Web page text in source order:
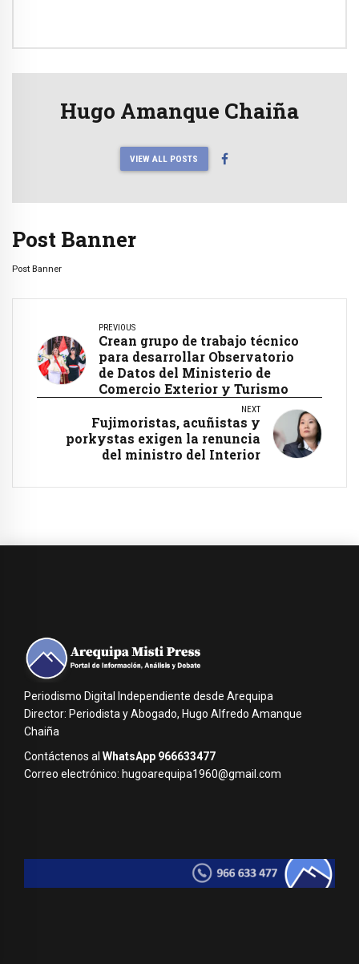
Hugo Amanque Chaiña
VIEW ALL POSTS
Post Banner
Post Banner
PREVIOUS
Crean grupo de trabajo técnico
para desarrollar Observatorio
de Datos del Ministerio de
Comercio Exterior y Turismo
NEXT
Fujimoristas, acuñistas y
porkystas exigen la renuncia
del ministro del Interior
Periodismo Digital Independiente desde Arequipa
Director: Periodista y Abogado, Hugo Alfredo Amanque
Chaiña
Contáctenos al WhatsApp 966633477
Correo electrónico: hugoarequipa1960@gmail.com